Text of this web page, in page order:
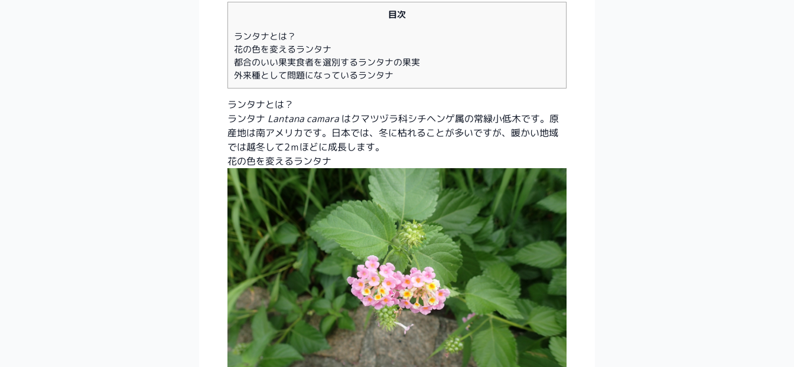
目次
ランタナとは？
花の色を変えるランタナ
都合のいい果実食者を選別するランタナの果実
外来種として問題になっているランタナ
ランタナとは？
ランタナ Lantana camara はクマツヅラ科シチヘンゲ属の常緑小低木です。原
産地は南アメリカです。日本では、冬に枯れることが多いですが、暖かい地域
では越冬して2ｍほどに成長します。
花の色を変えるランタナ